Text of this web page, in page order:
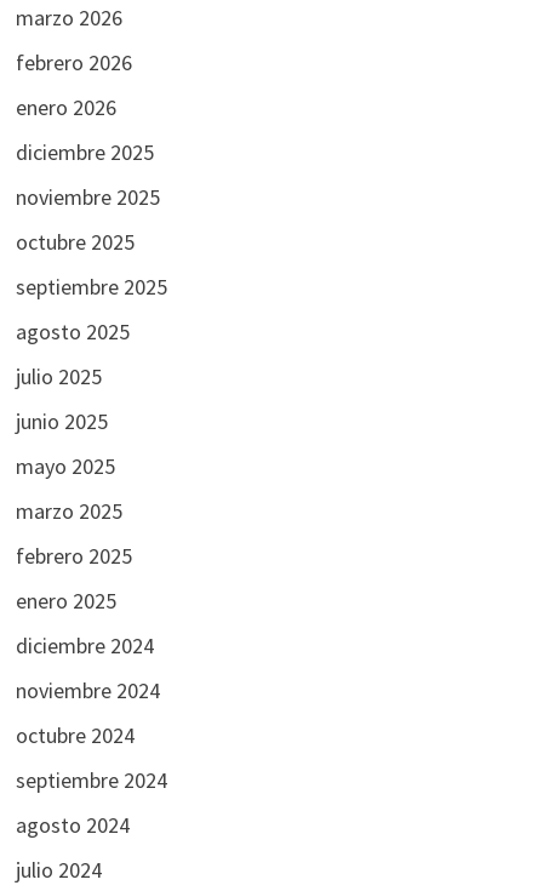
marzo 2026
febrero 2026
enero 2026
diciembre 2025
noviembre 2025
octubre 2025
septiembre 2025
agosto 2025
julio 2025
junio 2025
mayo 2025
marzo 2025
febrero 2025
enero 2025
diciembre 2024
noviembre 2024
octubre 2024
septiembre 2024
agosto 2024
julio 2024